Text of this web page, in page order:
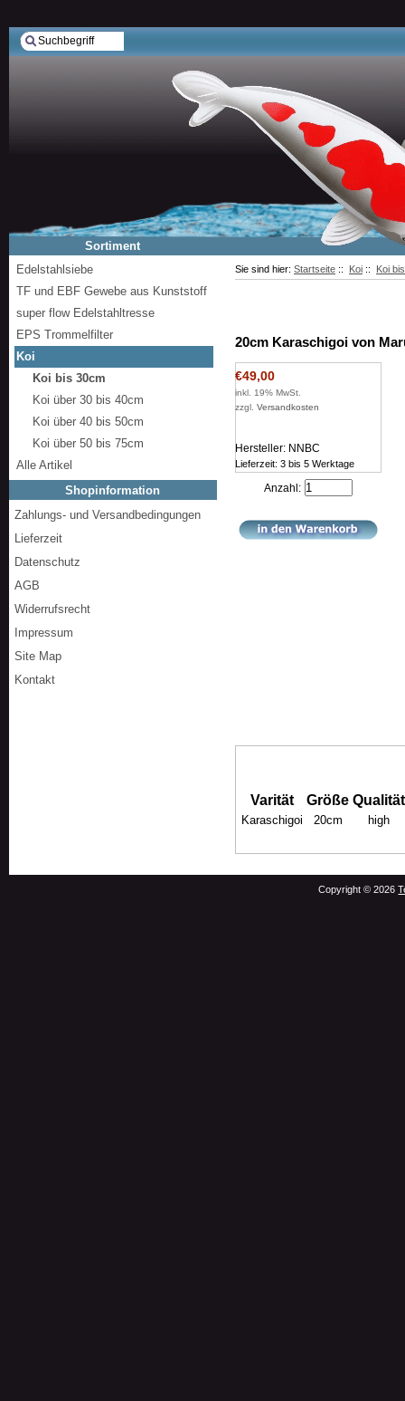
Sie sind hier: Startseite :: Koi :: Koi
20cm Karaschigoi von
€49,00
inkl. 19% MwSt.
zzgl. Versandkosten
Hersteller: NNBC
Lieferzeit: 3 bis 5 Werktage
Anzahl:
Varität Größe Qualität
Karaschigoi 20cm high
Sortiment
Edelstahlsiebe
TF und EBF Gewebe aus Kunststoff
super flow Edelstahltresse
EPS Trommelfilter
Koi
Koi bis 30cm
Koi über 30 bis 40cm
Koi über 40 bis 50cm
Koi über 50 bis 75cm
Alle Artikel
Shopinformation
Zahlungs- und Versandbedingungen
Lieferzeit
Datenschutz
AGB
Widerrufsrecht
Impressum
Site Map
Kontakt
Copyright © 2026